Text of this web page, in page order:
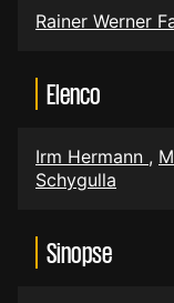
Rainer Werner
Elenco
Irm Hermann ,
Schygulla
Sinopse